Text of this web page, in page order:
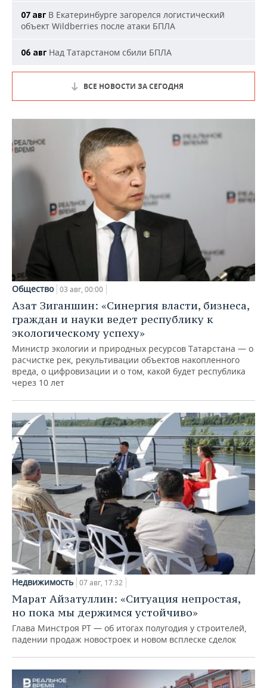
07 авг В Екатеринбурге загорелся логистический
объект Wildberries после атаки БПЛА
06 авг Над Татарстаном сбили БПЛА
ВСЕ НОВОСТИ ЗА СЕГОДНЯ
Общество 03 авг, 00:00
Азат Зиганшин: «Синергия власти, бизнеса,
граждан и науки ведет республику к
экологическому успеху»
Министр экологии и природных ресурсов Татарстана — о
расчистке рек, рекультивации объектов накопленного
вреда, о цифровизации и о том, какой будет республика
через 10 лет
Недвижимость 07 авг, 17:32
Марат Айзатуллин: «Ситуация непростая,
но пока мы держимся устойчиво»
Глава Минстроя РТ — об итогах полугодия у строителей,
падении продаж новостроек и новом всплеске сделок